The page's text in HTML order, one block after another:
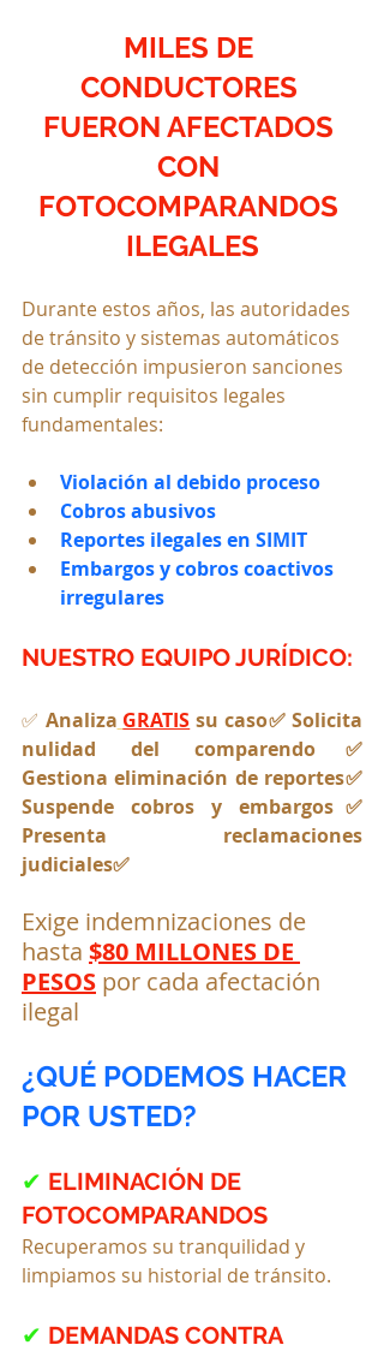
MILES DE
CONDUCTORES
FUERON AFECTADOS
CON
FOTOCOMPARANDOS
ILEGALES
Durante estos años, las autoridades
de tránsito y sistemas automáticos
de detección impusieron sanciones
sin cumplir requisitos legales
fundamentales:
Violación al debido proceso
Cobros abusivos
Reportes ilegales en SIMIT
Embargos y cobros coactivos
irregulares
NUESTRO EQUIPO JURÍDICO:
✅ Analiza GRATIS su caso✅ Solicita
nulidad del comparendo✅
Gestiona eliminación de reportes✅
Suspende cobros y embargos✅
Presenta reclamaciones
judiciales✅
Exige indemnizaciones de
hasta $80 MILLONES DE
PESOS por cada afectación
ilegal
¿QUÉ PODEMOS HACER
POR USTED?
✔ ELIMINACIÓN DE
FOTOCOMPARANDOS
Recuperamos su tranquilidad y
limpiamos su historial de tránsito.
✔ DEMANDAS CONTRA